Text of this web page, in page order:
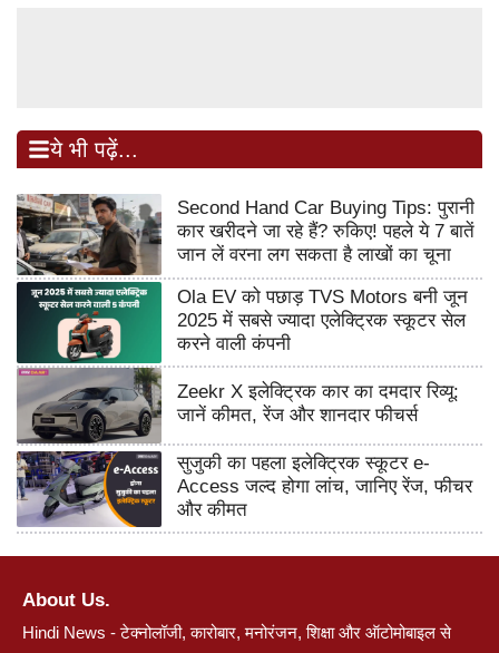
ये भी पढ़ें...
Second Hand Car Buying Tips: पुरानी
कार खरीदने जा रहे हैं? रुकिए! पहले ये 7 बातें
जान लें वरना लग सकता है लाखों का चूना
Ola EV को पछाड़ TVS Motors बनी जून
2025 में सबसे ज्यादा एलेक्ट्रिक स्कूटर सेल
करने वाली कंपनी
Zeekr X इलेक्ट्रिक कार का दमदार रिव्यू:
जानें कीमत, रेंज और शानदार फीचर्स
सुजुकी का पहला इलेक्ट्रिक स्कूटर e-
Access जल्द होगा लांच, जानिए रेंज, फीचर
और कीमत
About Us.
Hindi News - टेक्नोलॉजी, कारोबार, मनोरंजन, शिक्षा और ऑटोमोबाइल से